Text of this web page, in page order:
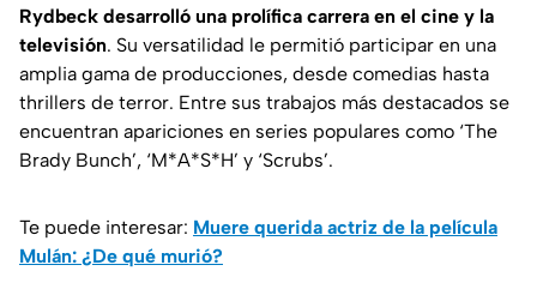
Rydbeck desarrolló una prolífica carrera en el cine y la
televisión. Su versatilidad le permitió participar en una
amplia gama de producciones, desde comedias hasta
thrillers de terror. Entre sus trabajos más destacados se
encuentran apariciones en series populares como ‘The
Brady Bunch’, ‘M*A*S*H’ y ‘Scrubs’.
Te puede interesar: Muere querida actriz de la película
Mulán: ¿De qué murió?